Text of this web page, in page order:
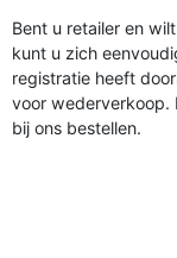
Bent u retailer en
kunt u zich
registratie heeft
voor wederverkoop.
bij ons bestellen.